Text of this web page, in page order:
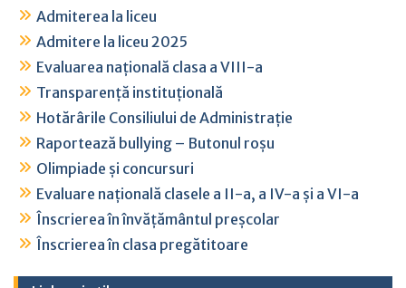
Admiterea la liceu
Admitere la liceu 2025
Evaluarea națională clasa a VIII-a
Transparență instituțională
Hotărârile Consiliului de Administrație
Raportează bullying – Butonul roșu
Olimpiade și concursuri
Evaluare națională clasele a II-a, a IV-a și a VI-a
Înscrierea în învățământul preșcolar
Înscrierea în clasa pregătitoare